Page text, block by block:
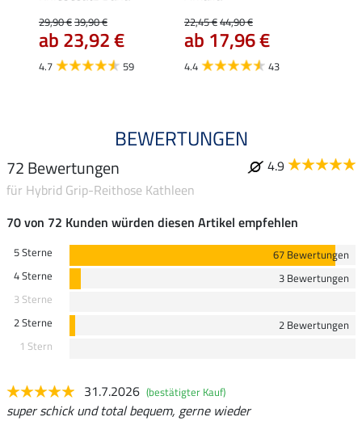
29,90 €39,90 €
ab 23,92 €
4.7 59
22,45 €44,90 €
ab 17,96 €
4.4 43
BEWERTUNGEN
72 Bewertungen
4.9
für Hybrid Grip-Reithose Kathleen
70 von 72 Kunden würden diesen Artikel empfehlen
5 Sterne
67 Bewertungen
4 Sterne
3 Bewertungen
3 Sterne
2 Sterne
2 Bewertungen
1 Stern
31.7.2026 (bestätigter Kauf)
super schick und total bequem, gerne wieder